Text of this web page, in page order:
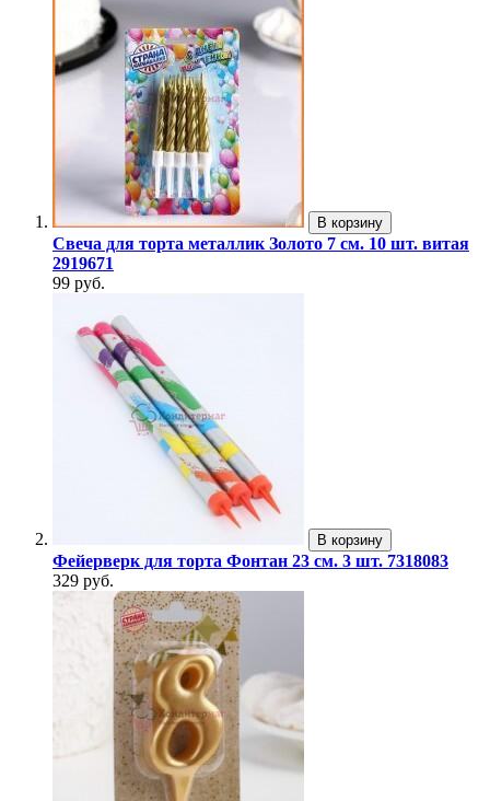
В корзину
Свеча для торта металлик Золото 7 см. 10 шт. витая
2919671
99 руб.
В корзину
Фейерверк для торта Фонтан 23 см. 3 шт. 7318083
329 руб.